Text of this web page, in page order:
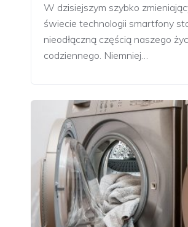
W dzisiejszym szybko
świecie technologii smartfony
nieodłączną częścią naszego
codziennego. Niemniej…